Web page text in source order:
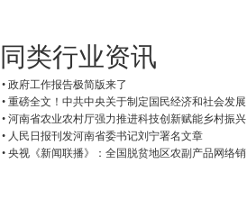
同类行业资讯
• 政府工作报告极简版来了
• 重磅全文！中共中央关于制定国民经济和社会发展
• 河南省农业农村厅强力推进科技创新赋能乡村振兴
• 人民日报刊发河南省委书记刘宁署名文章
• 央视《新闻联播》：全国脱贫地区农副产品网络销